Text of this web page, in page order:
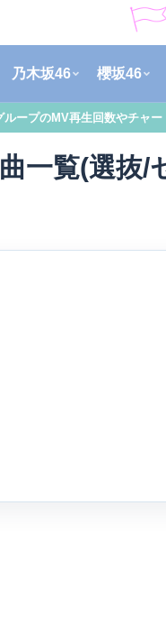
乃木坂46 櫻坂46
ループのMV再生回数やチャ
一覧(選抜/